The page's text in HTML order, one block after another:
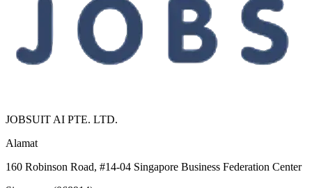
JOBSUIT AI PTE. LTD.
Alamat
160 Robinson Road, #14-04 Singapore Business Federation Center